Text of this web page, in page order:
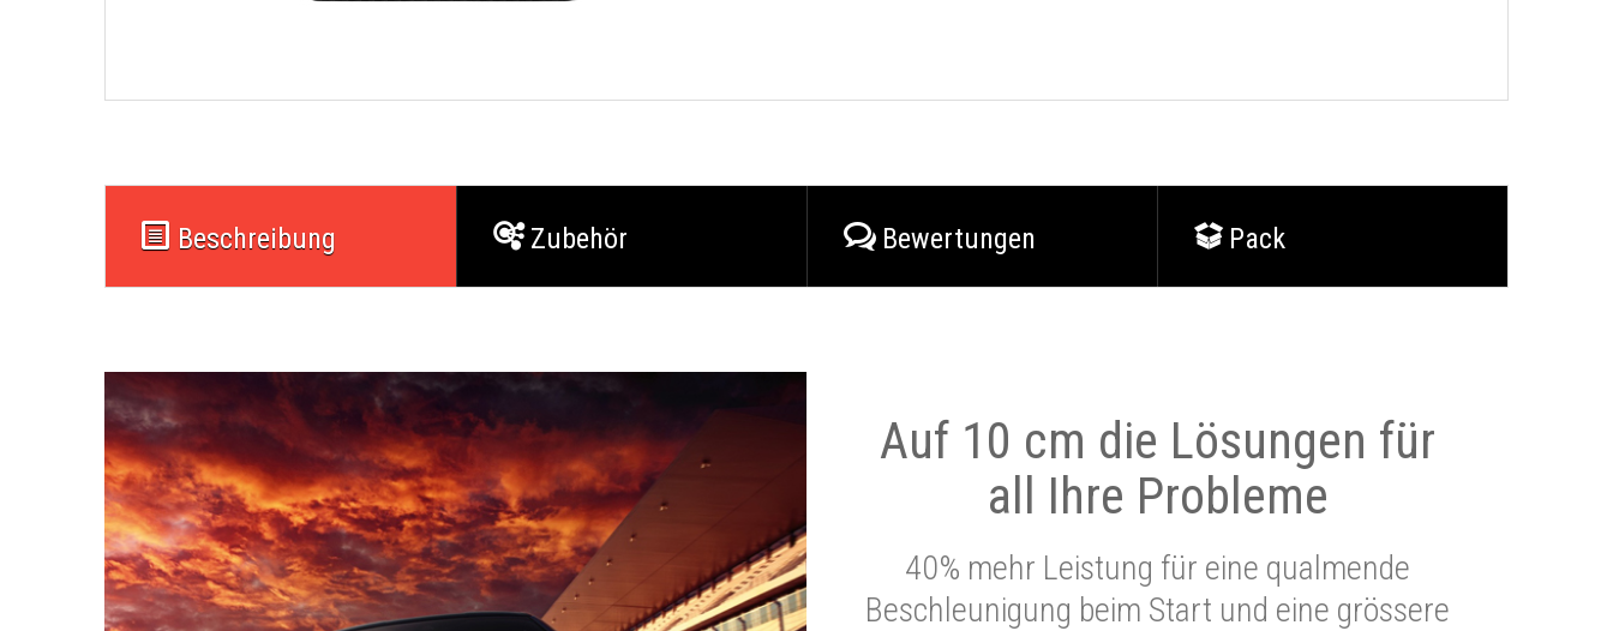
Beschreibung Zubehör Bewertungen Pack
Auf 10 cm die Lösungen für
all Ihre Probleme
40% mehr Leistung für eine qualmende
Beschleunigung beim Start und eine grössere